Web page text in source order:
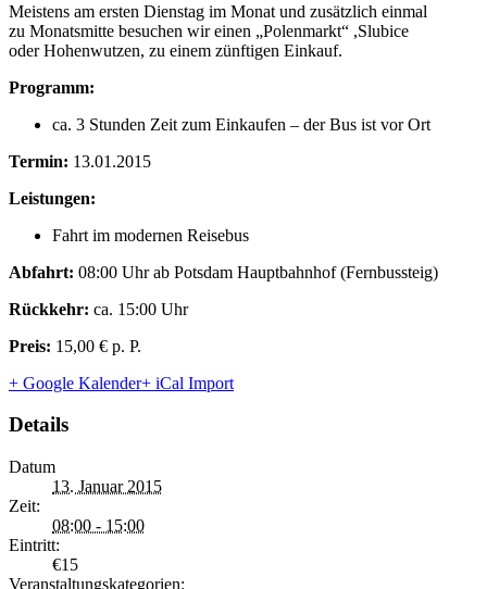
Meistens am ersten Dienstag im Monat und zusätzlich einmal
zu Monatsmitte besuchen wir einen „Polenmarkt“ ,Slubice
oder Hohenwutzen, zu einem zünftigen Einkauf.
Programm:
ca. 3 Stunden Zeit zum Einkaufen – der Bus ist vor Ort
Termin: 13.01.2015
Leistungen:
Fahrt im modernen Reisebus
Abfahrt: 08:00 Uhr ab Potsdam Hauptbahnhof (Fernbussteig)
Rückkehr: ca. 15:00 Uhr
Preis: 15,00 € p. P.
+ Google Kalender+ iCal Import
Details
Datum
13. Januar 2015
Zeit:
08:00 - 15:00
Eintritt:
€15
Veranstaltungskategorien: